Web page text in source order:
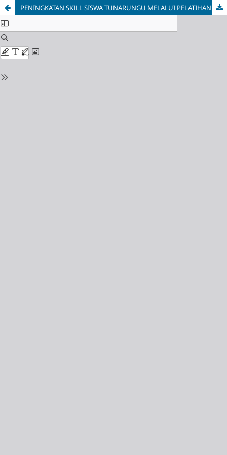
PENINGKATAN SKILL SISWA TUNARUNGU MELALUI PELATIHAN PATCHWORK DAN QUILTING BERBASIS APLIKASI SIGN TALK DI SLB-B YPAC PALEMBANG